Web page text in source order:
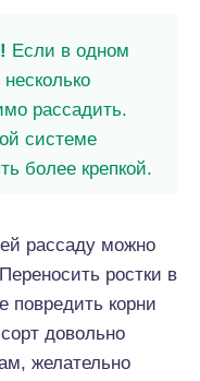
Если в одном
рассадить.
системе
более крепкой.
рассаду можно
ростки в
повредить корни
довольно
желательно